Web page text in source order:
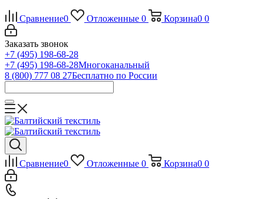
Сравнение0 Отложенные 0 Корзина0 0
Заказать звонок
+7 (495) 198-68-28
+7 (495) 198-68-28Многоканальный
8 (800) 777 08 27Бесплатно по России
Сравнение0 Отложенные 0 Корзина0 0